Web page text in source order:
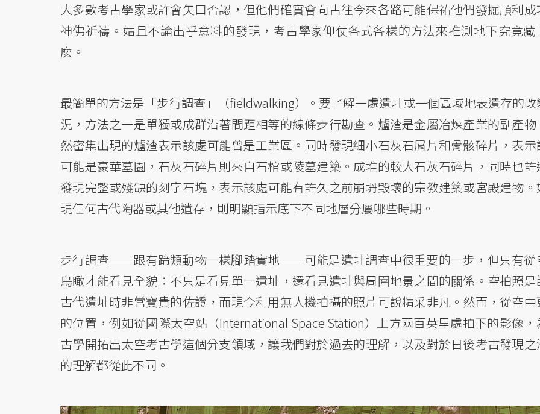
大多數考古學家或許會矢口否認，但他們確實會向古往今來各路可能保祐他們發掘順利成
神佛祈禱。姑且不論出乎意料的發現，考古學家仰仗各式各樣的方法來推測地下究竟藏
麼。
最簡單的方法是「步行調查」（fieldwalking）。要了解一處遺址或一個區域地表遺存的改
況，方法之一是單獨或成群沿著間距相等的線條步行勘查。爐渣是金屬冶煉產業的副產物
然密集出現的爐渣表示該處可能曾是工業區。同時發現細小石灰石屑片和骨骸碎片，表示
可能是豪華墓園，石灰石碎片則來自石棺或陵墓建築。成堆的較大石灰石碎片，同時也許
發現完整或殘缺的刻字石塊，表示該處可能有許久之前崩坍毀壞的宗教建築或宮殿建物。
現任何古代陶器或其他遺存，則明顯指示底下不同地層分屬哪些時期。
步行調查——跟有蹄類動物一樣腳踏實地——可能是遺址調查中很重要的一步，但只有從
鳥瞰才能看見全貌：不只是看見單一遺址，還看見遺址與周圍地景之間的關係。空拍照是
古代遺址時非常寶貴的佐證，而現今利用無人機拍攝的照片可說精采非凡。然而，從空中
的位置，例如從國際太空站（International Space Station）上方兩百英里處拍下的影像，
古學開拓出太空考古學這個分支領域，讓我們對於過去的理解，以及對於日後考古發現之
的理解都從此不同。